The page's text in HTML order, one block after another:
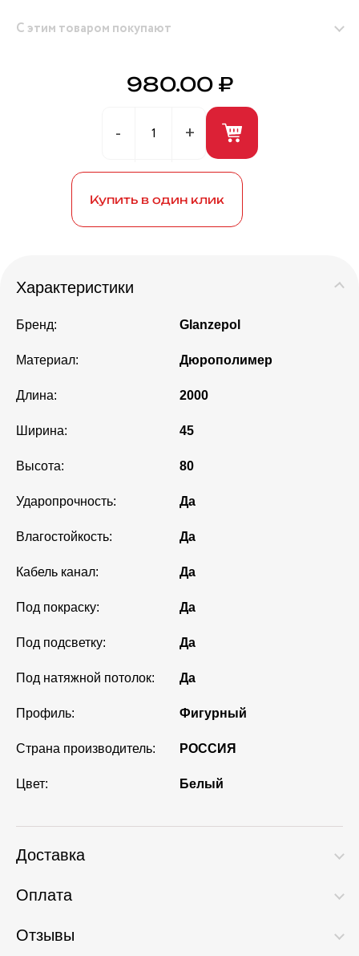
С этим товаром покупают
Герметик универсальный (белый) 280мл ANDRE
BROS
980.00 ₽
Купить в один клик
Характеристики
Бренд: Glanzepol
Материал: Дюрополимер
Длина: 2000
Ширина: 45
Высота: 80
Ударопрочность: Да
Влагостойкость: Да
Кабель канал: Да
Под покраску: Да
Под подсветку: Да
Под натяжной потолок: Да
Профиль: Фигурный
Страна производитель: РОССИЯ
Цвет: Белый
Доставка
Оплата
Отзывы